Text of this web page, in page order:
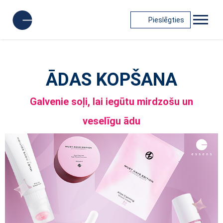
Pieslēgties
ĀDAS KOPŠANA
Galvenie soļi, lai iegūtu mirdzošu un
veselīgu ādu